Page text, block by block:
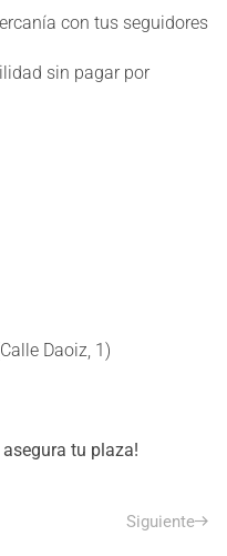
con tus seguidores
sin pagar por
Daoiz, 1)
asegura tu plaza!
Siguiente